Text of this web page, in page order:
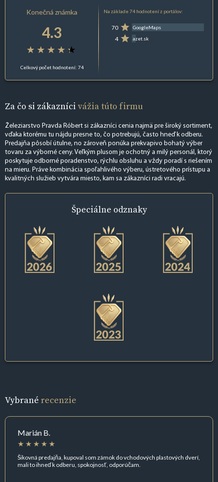
Konečná známka
4.3
Celkový počet hodnotení: 74
Na základe 74 hodnotení z portálov:
70 GoogleMaps
4 azet.sk
Za čo si zákazníci vážia túto firmu
Železiarstvo Pravda Róbert si zákazníci cenia najmä pre široký sortiment,
vďaka ktorému tu nájdu presne to, čo potrebujú, často hneď k odberu.
Predajňa pôsobí útulne, no zároveň ponúka prekvapivo bohatý výber
tovaru za výborné ceny. Veľkým plusom je ochotný a milý personál, ktorý
poskytuje odborné poradenstvo, rýchlu obsluhu a vždy poradí s riešením
na mieru. Práve kombinácia spoľahlivého výberu, ústretového prístupu a
kvalitných služieb vytvára miesto, kam sa zákazníci radi vracajú.
Špeciálne odznaky
Vybrané recenzie
Marián B.
Šikovná predajňa, kupoval som zámok do vchodových plastových dverí,
mali to ihneď k odberu, spokojnosť, odporúčam.